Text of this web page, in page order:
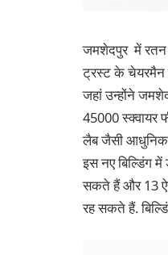
जमशेदपुर में रतन
ट्रस्ट के चेयरमैन
जहां उन्होंने
45000 स्क्वायर
लैब जैसी
इस नए बिल्डिंग
सकते हैं और 13
रह सकते हैं.